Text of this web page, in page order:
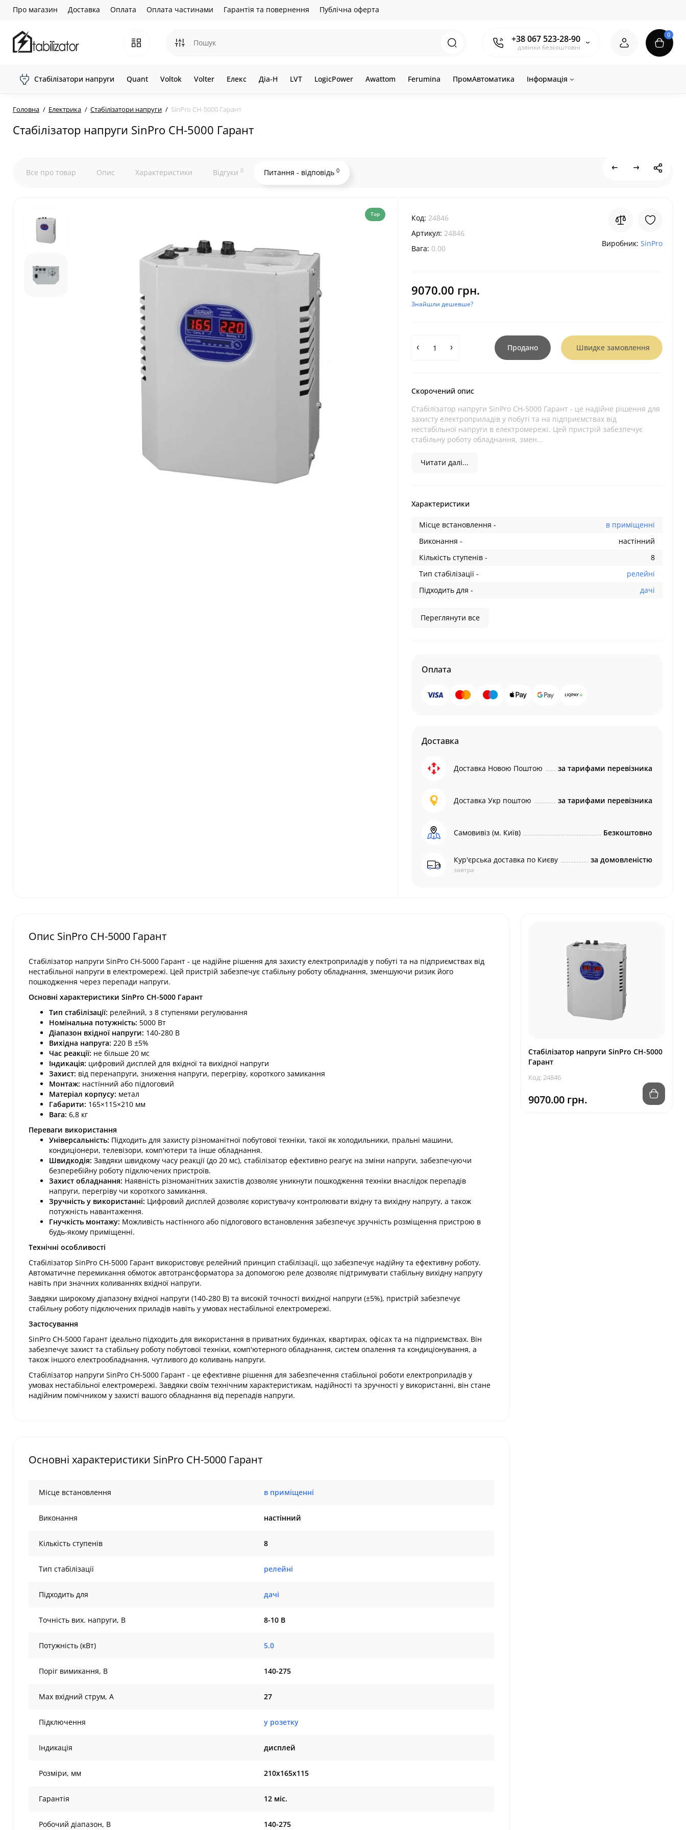
Про магазин Доставка Оплата Оплата частинами Гарантія та повернення Публічна оферта
+38 067 523-28-90
дзвінки безкоштовні
0
Стабілізатори напруги Quant Voltok Volter Елекс Діа-Н LVT LogicPower Awattom Ferumina ПромАвтоматика Інформація
Головна Електрика Стабілізатори напруги SinPro СН-5000 Гарант
Стабілізатор напруги SinPro СН-5000 Гарант
Все про товар Опис Характеристики Відгуки 0 Питання - відповідь 0
Top Код: 24846
Артикул: 24846
Вага: 0.00
Виробник: SinPro
9070.00 грн.
Знайшли дешевше?
Продано Швидке замовлення
Скорочений опис
Стабілізатор напруги SinPro СН-5000 Гарант - це надійне рішення для
захисту електроприладів у побуті та на підприємствах від
нестабільної напруги в електромережі. Цей пристрій забезпечує
стабільну роботу обладнання, змен...
Читати далі...
Характеристики
Місце встановлення -
в приміщенні
Виконання -
настінний
Кількість ступенів -
8
Тип стабілізації -
релейні
Підходить для -
дачі
Переглянути все
Оплата
Доставка
Доставка Новою Поштою за тарифами перевізника
Доставка Укр поштою за тарифами перевізника
Самовивіз (м. Київ) Безкоштовно
Кур'єрська доставка по Києву
завтра
за домовленістю
Опис SinPro СН-5000 Гарант
Стабілізатор напруги SinPro СН-5000 Гарант - це надійне рішення для захисту електроприладів у побуті та на підприємствах від
нестабільної напруги в електромережі. Цей пристрій забезпечує стабільну роботу обладнання, зменшуючи ризик його
пошкодження через перепади напруги.​
Основні характеристики SinPro СН-5000 Гарант
Тип стабілізації: релейний, з 8 ступенями регулювання​
Номінальна потужність: 5000 Вт​
Діапазон вхідної напруги: 140-280 В​
Вихідна напруга: 220 В ±5%​
Час реакції: не більше 20 мс​
Індикація: цифровий дисплей для вхідної та вихідної напруги​
Захист: від перенапруги, зниження напруги, перегріву, короткого замикання​
Монтаж: настінний або підлоговий​
Матеріал корпусу: метал​
Габарити: 165×115×210 мм​
Вага: 6,8 кг​
Переваги використання
Універсальність: Підходить для захисту різноманітної побутової техніки, такої як холодильники, пральні машини,
кондиціонери, телевізори, комп'ютери та інше обладнання.​
Швидкодія: Завдяки швидкому часу реакції (до 20 мс), стабілізатор ефективно реагує на зміни напруги, забезпечуючи
безперебійну роботу підключених пристроїв.​
Захист обладнання: Наявність різноманітних захистів дозволяє уникнути пошкодження техніки внаслідок перепадів
напруги, перегріву чи короткого замикання.​
Зручність у використанні: Цифровий дисплей дозволяє користувачу контролювати вхідну та вихідну напругу, а також
потужність навантаження.​
Гнучкість монтажу: Можливість настінного або підлогового встановлення забезпечує зручність розміщення пристрою в
будь-якому приміщенні.​
Технічні особливості
Стабілізатор SinPro СН-5000 Гарант використовує релейний принцип стабілізації, що забезпечує надійну та ефективну роботу.
Автоматичне перемикання обмоток автотрансформатора за допомогою реле дозволяє підтримувати стабільну вихідну напругу
навіть при значних коливаннях вхідної напруги.​
Завдяки широкому діапазону вхідної напруги (140-280 В) та високій точності вихідної напруги (±5%), пристрій забезпечує
стабільну роботу підключених приладів навіть у умовах нестабільної електромережі.​
Застосування
SinPro СН-5000 Гарант ідеально підходить для використання в приватних будинках, квартирах, офісах та на підприємствах. Він
забезпечує захист та стабільну роботу побутової техніки, комп'ютерного обладнання, систем опалення та кондиціонування, а
також іншого електрообладнання, чутливого до коливань напруги.​
Стабілізатор напруги SinPro СН-5000 Гарант - це ефективне рішення для забезпечення стабільної роботи електроприладів у
умовах нестабільної електромережі. Завдяки своїм технічним характеристикам, надійності та зручності у використанні, він стане
надійним помічником у захисті вашого обладнання від перепадів напруги.
Основні характеристики SinPro СН-5000 Гарант
Місце встановлення в приміщенні
Виконання настінний
Кількість ступенів 8
Тип стабілізації релейні
Підходить для дачі
Точність вих. напруги, В 8-10 В
Потужність (кВт) 5.0
Поріг вимикання, В 140-275
Max вхідний струм, А 27
Підключення у розетку
Індикація дисплей
Розміри, мм 210х165х115
Гарантія 12 міс.
Робочий діапазон, В 140-275
Стабілізатор напруги SinPro СН-5000
Гарант
Код: 24846
9070.00 грн.